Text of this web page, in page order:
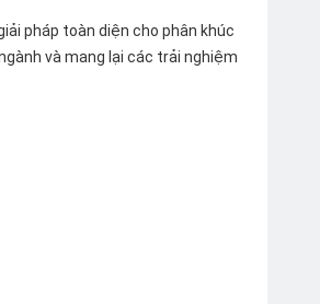
pháp toàn diện cho phân khúc
và mang lại các trải nghiệm